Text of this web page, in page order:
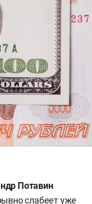
Потавин
слабеет уже